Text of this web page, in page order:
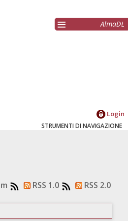
AlmaDL
Login
STRUMENTI DI NAVIGAZIONE
RSS 1.0 RSS 2.0